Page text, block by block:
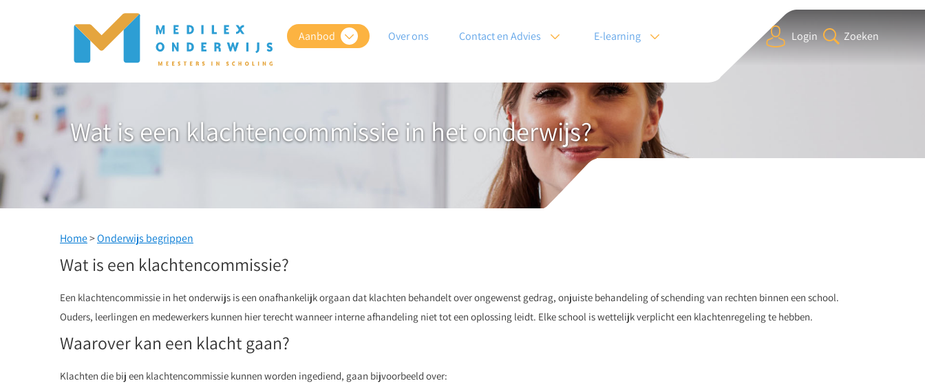
Aanbod Over ons Contact en Advies E-learning Login Zoeken
Wat is een klachtencommissie in het onderwijs?
Home>Onderwijs begrippen
Wat is een klachtencommissie?
Een klachtencommissie in het onderwijs is een onafhankelijk orgaan dat klachten behandelt over ongewenst gedrag, onjuiste behandeling of schending van rechten binnen een school.
Ouders, leerlingen en medewerkers kunnen hier terecht wanneer interne afhandeling niet tot een oplossing leidt. Elke school is wettelijk verplicht een klachtenregeling te hebben.
Waarover kan een klacht gaan?
Klachten die bij een klachtencommissie kunnen worden ingediend, gaan bijvoorbeeld over: